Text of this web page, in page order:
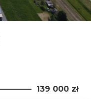
139 000 zł